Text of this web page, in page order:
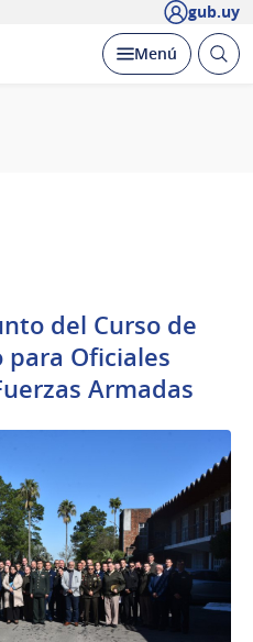
gub.uy
Desplegar
Menú Abrir
del Curso de
Oficiales
Armadas